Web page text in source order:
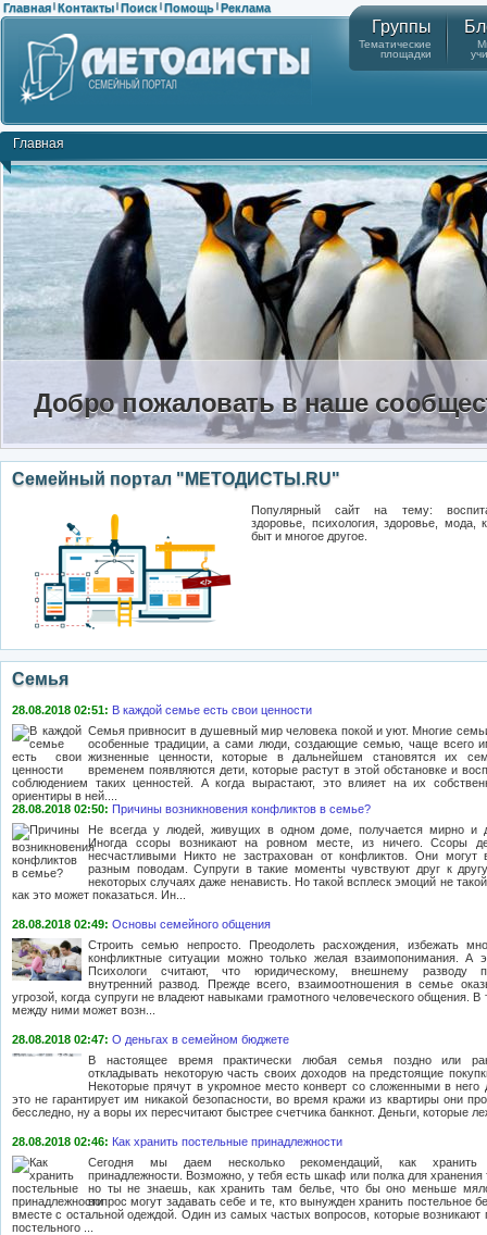
Главная | Контакты | Поиск | Помощь | Реклама
Группы
Тематические
площадки
Главная
Добро пожаловать в наше
Семейный портал "МЕТОДИСТЫ.RU"
Популярный сайт на тему:
здоровье, психология, здоровье, мода,
быт и многое другое.
Семья
28.08.2018 02:51: В каждой семье есть свои ценности
Семья привносит в душевный мир человека покой и уют. Многие
особенные традиции, а сами люди, создающие семью, чаще всего
жизненные ценности, которые в дальнейшем становятся их
временем появляются дети, которые растут в этой обстановке и
соблюдением таких ценностей. А когда вырастают, это влияет на их
ориентиры в ней....
28.08.2018 02:50: Причины возникновения конфликтов в семье?
Не всегда у людей, живущих в одном доме, получается мирно и
Иногда ссоры возникают на ровном месте, из ничего. Ссоры
несчастливыми Никто не застрахован от конфликтов. Они могут
разным поводам. Супруги в такие моменты чувствуют друг к
некоторых случаях даже ненависть. Но такой всплеск эмоций не
как это может показаться. Ин...
28.08.2018 02:49: Основы семейного общения
Строить семью непросто. Преодолеть расхождения, избежать
конфликтные ситуации можно только желая взаимопонимания. А
Психологи считают, что юридическому, внешнему разводу
внутренний развод. Прежде всего, взаимоотношения в семье
угрозой, когда супруги не владеют навыками грамотного человеческого общения. В
между ними может возн...
28.08.2018 02:47: О деньгах в семейном бюджете
В настоящее время практически любая семья поздно или
откладывать некоторую часть своих доходов на предстоящие
Некоторые прячут в укромное место конверт со сложенными в него
это не гарантирует им никакой безопасности, во время кражи из квартиры они
бесследно, ну а воры их пересчитают быстрее счетчика банкнот. Деньги, которые
28.08.2018 02:46: Как хранить постельные принадлежности
Сегодня мы даем несколько рекомендаций, как хранить
принадлежности. Возможно, у тебя есть шкаф или полка для хранения
но ты не знаешь, как хранить там белье, что бы оно меньше
вопрос могут задавать себе и те, кто вынужден хранить постельное
вместе с остальной одеждой. Один из самых частых вопросов, которые возникают
постельного ...